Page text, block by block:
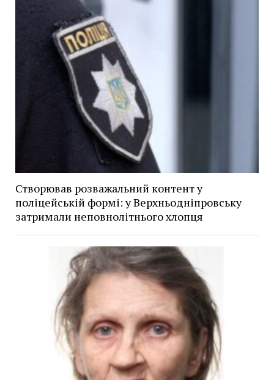
Створював розважальний контент у
поліцейській формі: у Верхньодніпровську
затримали неповнолітнього хлопця